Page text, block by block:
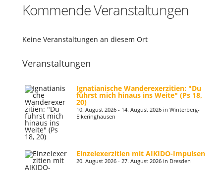
Kommende Veranstaltungen
Keine Veranstaltungen an diesem Ort
Veranstaltungen
Ignatianische Wanderexerzitien: "Du
führst mich hinaus ins Weite" (Ps 18,
20)
10. August 2026 - 14. August 2026 in Winterberg-
Elkeringhausen
Einzelexerzitien mit AIKIDO-Impulsen
20. August 2026 - 27. August 2026 in Dresden